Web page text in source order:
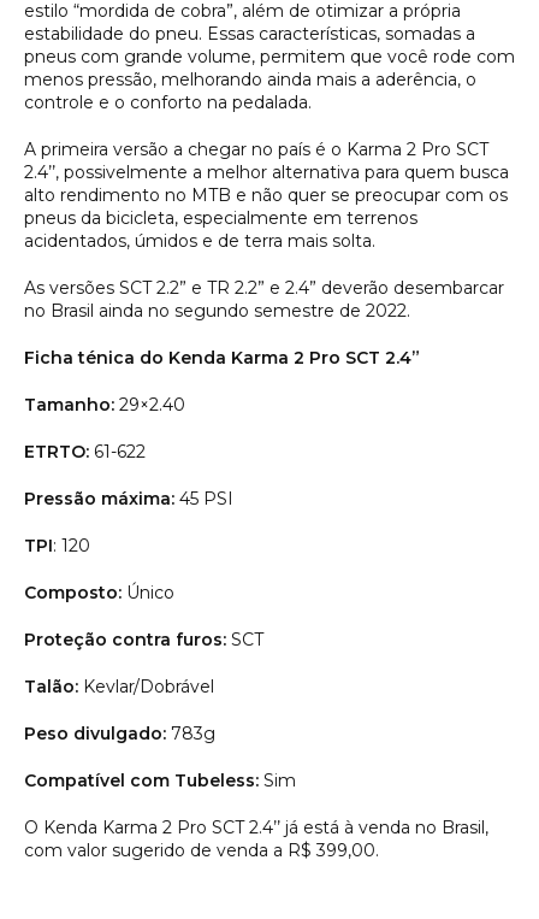
estilo “mordida de cobra”, além de otimizar a própria
estabilidade do pneu. Essas características, somadas a
pneus com grande volume, permitem que você rode com
menos pressão, melhorando ainda mais a aderência, o
controle e o conforto na pedalada.
A primeira versão a chegar no país é o Karma 2 Pro SCT
2.4’’, possivelmente a melhor alternativa para quem busca
alto rendimento no MTB e não quer se preocupar com os
pneus da bicicleta, especialmente em terrenos
acidentados, úmidos e de terra mais solta.
As versões SCT 2.2” e TR 2.2” e 2.4” deverão desembarcar
no Brasil ainda no segundo semestre de 2022.
Ficha ténica do Kenda Karma 2 Pro SCT 2.4”
Tamanho: 29×2.40
ETRTO: 61-622
Pressão máxima: 45 PSI
TPI: 120
Composto: Único
Proteção contra furos: SCT
Talão: Kevlar/Dobrável
Peso divulgado: 783g
Compatível com Tubeless: Sim
O Kenda Karma 2 Pro SCT 2.4’’ já está à venda no Brasil,
com valor sugerido de venda a R$ 399,00.